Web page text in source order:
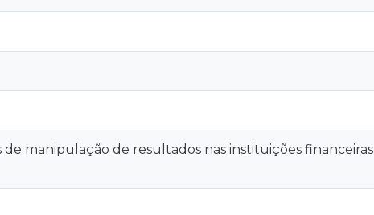
manipulação de resultados nas instituições financeiras